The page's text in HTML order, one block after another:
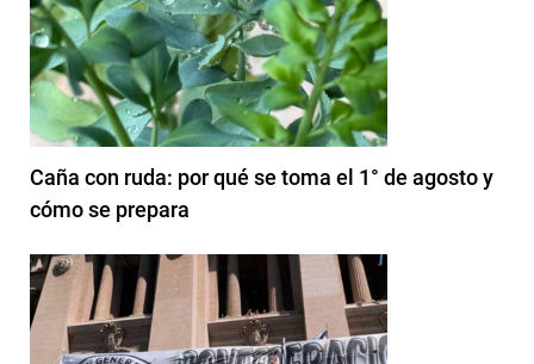
Caña con ruda: por qué se toma el 1° de agosto y
cómo se prepara